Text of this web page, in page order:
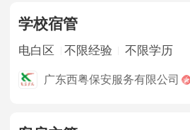
学校宿管
电白区 不限经验 不限学历
广东西粤保安服务有限公司